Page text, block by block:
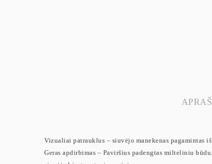
Vizualiai patrauklus – siuvėjo manekenas pagamintas
Geras apdirbimas – Paviršius padengtas milteliniu